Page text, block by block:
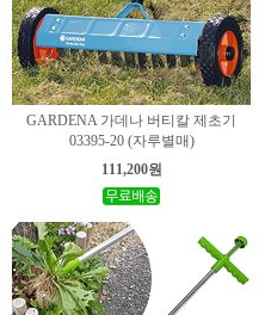
GARDENA 가데나 버티칼 제초기
03395-20 (자루별매)
111,200원